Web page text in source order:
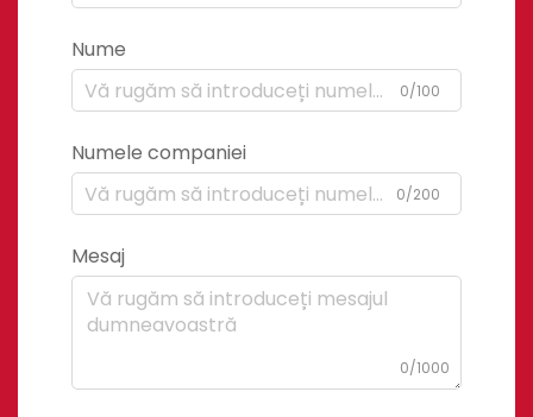
Nume
0/100
Numele companiei
0/200
Mesaj
0/1000